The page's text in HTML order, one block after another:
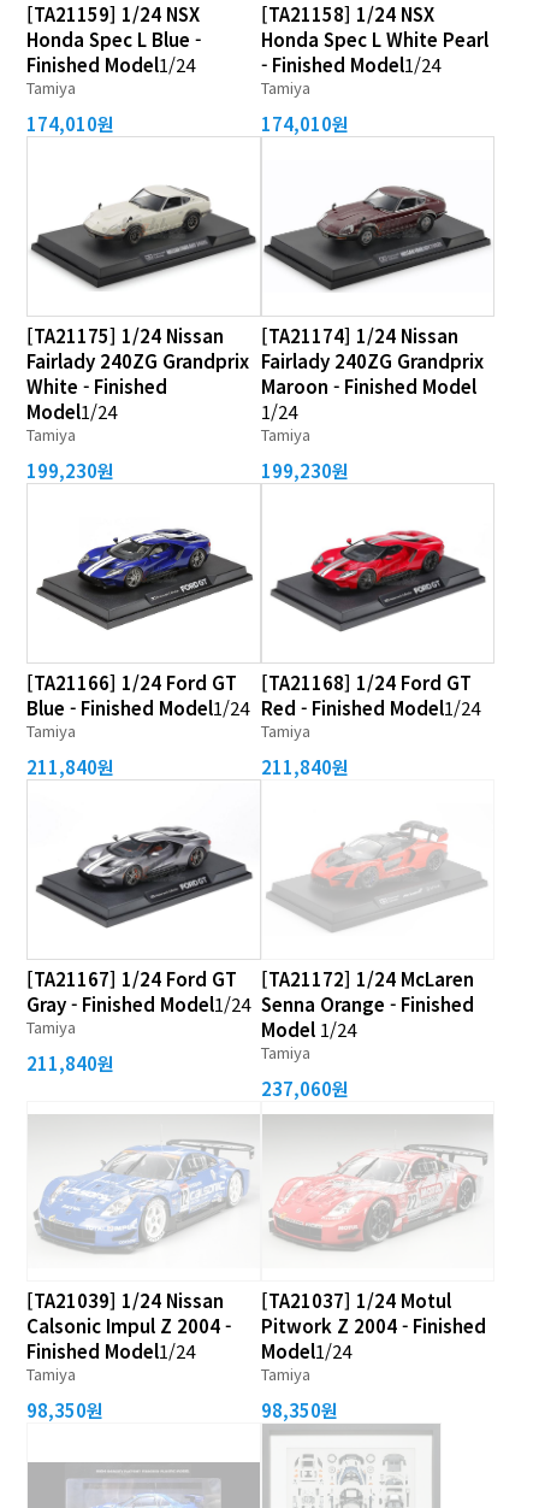
[TA21159] 1/24 NSX
Honda Spec L Blue -
Finished Model1/24
Tamiya
174,010원
[TA21158] 1/24 NSX
Honda Spec L White Pearl
- Finished Model1/24
Tamiya
174,010원
[TA21175] 1/24 Nissan
Fairlady 240ZG Grandprix
White - Finished
Model1/24
Tamiya
199,230원
[TA21174] 1/24 Nissan
Fairlady 240ZG Grandprix
Maroon - Finished Model
1/24
Tamiya
199,230원
[TA21166] 1/24 Ford GT
Blue - Finished Model1/24
Tamiya
211,840원
[TA21168] 1/24 Ford GT
Red - Finished Model1/24
Tamiya
211,840원
[TA21167] 1/24 Ford GT
Gray - Finished Model1/24
Tamiya
211,840원
[TA21172] 1/24 McLaren
Senna Orange - Finished
Model 1/24
Tamiya
237,060원
[TA21039] 1/24 Nissan
Calsonic Impul Z 2004 -
Finished Model1/24
Tamiya
98,350원
[TA21037] 1/24 Motul
Pitwork Z 2004 - Finished
Model1/24
Tamiya
98,350원